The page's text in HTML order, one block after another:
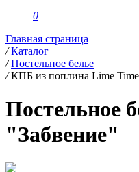
0
Главная страница
/ Каталог
/ Постельное белье
/ КПБ из поплина Lime
Постельное
"Забвение"